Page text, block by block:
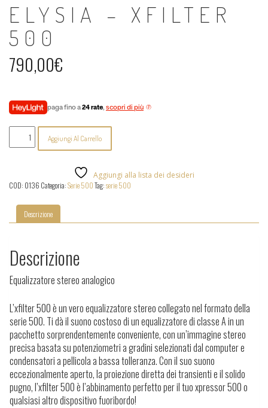
ELYSIA – XFILTER
500
790,00€
paga fino a24 rate, scopri di più
XFilter
Aggiungi Al Carrello
Aggiungi alla lista dei desideri
COD: 0136 Categoria:Serie 500Tag:serie 500
Descrizione
Descrizione
Equalizzatore stereo analogico
L’xfilter 500 è un vero equalizzatore stereo collegato nel formato della
serie 500. Ti dà il suono costoso di un equalizzatore di classe A in un
pacchetto sorprendentemente conveniente, con un’immagine stereo
precisa basata su potenziometri a gradini selezionati dal computer e
condensatori a pellicola a bassa tolleranza.Con il suo suono
eccezionalmente aperto, la proiezione diretta dei transienti e il solido
pugno, l’xfilter 500 è l’abbinamento perfetto per il tuo xpressor 500 o
qualsiasi altro dispositivo fuoribordo!